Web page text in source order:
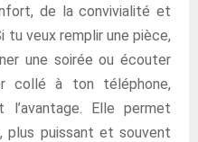
de la convivialité et
tu veux remplir une pièce,
une soirée ou écouter
collé à ton téléphone,
l’avantage. Elle permet
plus puissant et souvent